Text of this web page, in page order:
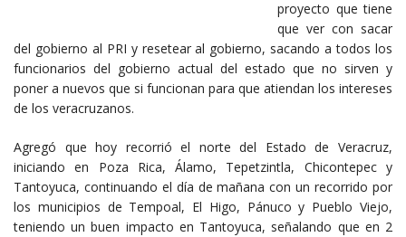
proyecto que tiene
que ver con sacar
del gobierno al PRI y resetear al gobierno, sacando a todos los
funcionarios del gobierno actual del estado que no sirven y
poner a nuevos que si funcionan para que atiendan los intereses
de los veracruzanos.
Agregó que hoy recorrió el norte del Estado de Veracruz,
iniciando en Poza Rica, Álamo, Tepetzintla, Chicontepec y
Tantoyuca, continuando el día de mañana con un recorrido por
los municipios de Tempoal, El Higo, Pánuco y Pueblo Viejo,
teniendo un buen impacto en Tantoyuca, señalando que en 2